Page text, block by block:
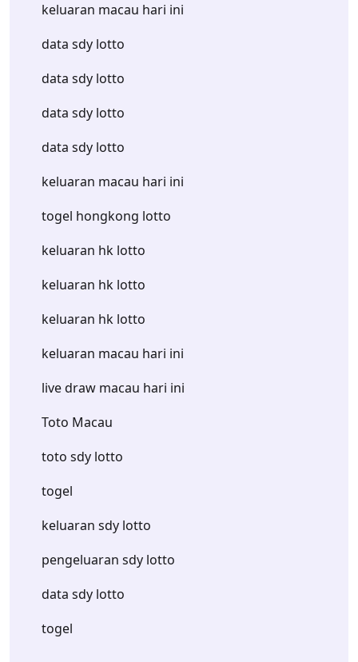
keluaran macau hari ini
data sdy lotto
data sdy lotto
data sdy lotto
data sdy lotto
keluaran macau hari ini
togel hongkong lotto
keluaran hk lotto
keluaran hk lotto
keluaran hk lotto
keluaran macau hari ini
live draw macau hari ini
Toto Macau
toto sdy lotto
togel
keluaran sdy lotto
pengeluaran sdy lotto
data sdy lotto
togel